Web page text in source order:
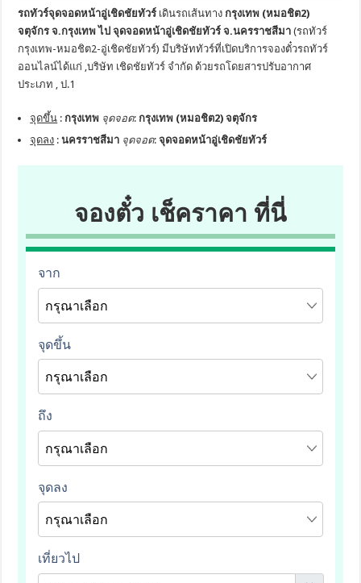
รถทัวร์จุดจอดหน้าอู่เชิดชัยทัวร์ เดินรถเส้นทางกรุงเทพ (หมอชิต2)
จตุจักร จ.กรุงเทพ ไป จุดจอดหน้าอู่เชิดชัยทัวร์ จ.นครราชสีมา (รถทัวร์
กรุงเทพ-หมอชิต2-อู่เชิดชัยทัวร์) มีบริษัททัวร์ที่เปิดบริการจองตั๋วรถทัวร์
ออนไลน์ได้แก่ ,บริษัท เชิดชัยทัวร์ จำกัด ด้วยรถโดยสารปรับอากาศ
ประเภท , ป.1
จุดขึ้น :กรุงเทพ จุดจอด:กรุงเทพ (หมอชิต2) จตุจักร
จุดลง :นครราชสีมา จุดจอด:จุดจอดหน้าอู่เชิดชัยทัวร์
จองตั๋ว เช็คราคา ที่นี่